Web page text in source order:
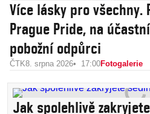
Více lásky pro všechny.
Prague Pride, na
pobožní odpůrci
ČTK8. srpna 2026 17:00Fotogalerie
Jak spolehlivě